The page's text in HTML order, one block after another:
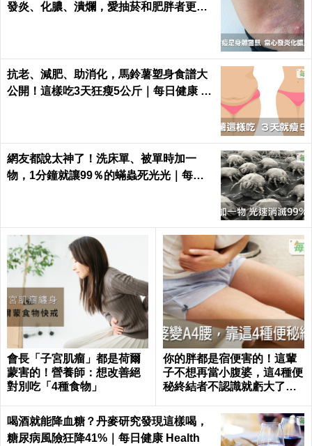
發炎、化膿、潰爛，愛抽菸和肥胖者更要
抗老、減肥、助消化，馬鈴薯塑身食譜大
公開！這樣吃3天狂瘦5公斤｜每日健康 H
網友都說太神了！洗床單、被單時加一
物，1分鐘就讓99％的蟎蟲死光光｜每日
會長「子宮肌瘤」都是荷爾
蒙害的！營養師：想改善絕
對別吃「4種食物」
你的胖都是宿便害的！這輩
子不想再當小腹婆，這4種便
秘終結者不認識就虧大了｜
喝酒就能降血糖？丹麥研究發現這樣喝，
糖尿病風險狂降41%｜每日健康 Health